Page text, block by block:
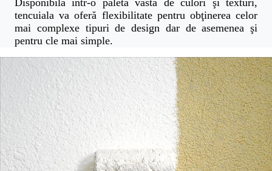
tencuiala va oferă flexibilitate pentru obţinerea celor
mai complexe tipuri de design dar de asemenea şi
pentru cle mai simple.